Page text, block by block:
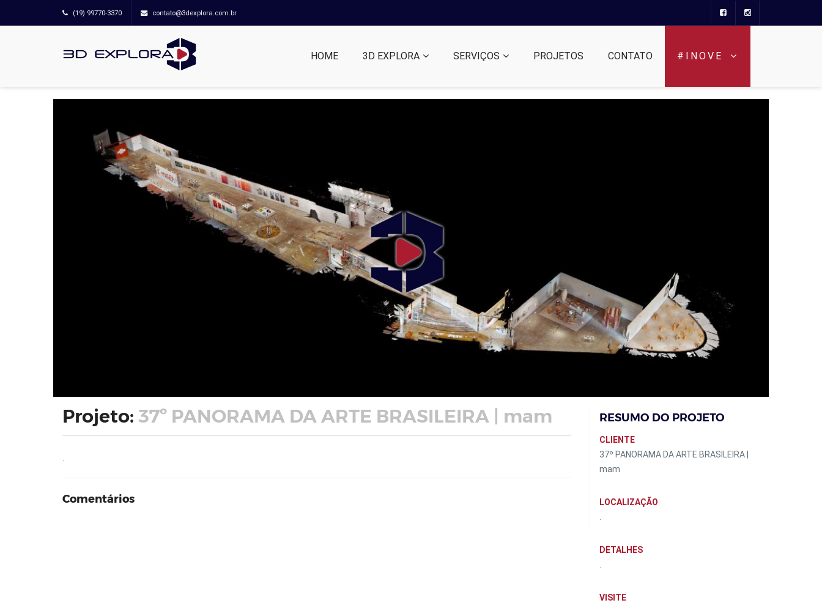
(19) 99770-3370 contato@3dexplora.com.br
HOME 3D EXPLORA SERVIÇOS PROJETOS CONTATO #INOVE
Projeto: 37º PANORAMA DA ARTE BRASILEIRA | mam
Comentários
RESUMO DO PROJETO
CLIENTE
37º PANORAMA DA ARTE BRASILEIRA |
mam
LOCALIZAÇÃO
DETALHES
VISITE